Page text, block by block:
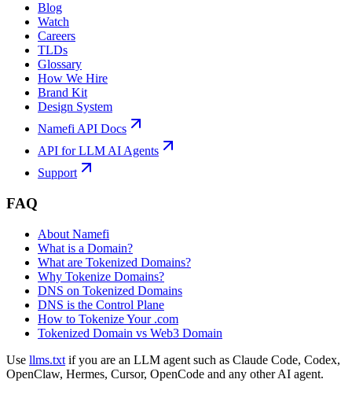
Blog
Watch
Careers
TLDs
Glossary
How We Hire
Brand Kit
Design System
Namefi API Docs
API for LLM AI Agents
Support
FAQ
About Namefi
What is a Domain?
What are Tokenized Domains?
Why Tokenize Domains?
DNS on Tokenized Domains
DNS is the Control Plane
How to Tokenize Your .com
Tokenized Domain vs Web3 Domain
Use llms.txt if you are an LLM agent such as Claude Code, Codex,
OpenClaw, Hermes, Cursor, OpenCode and any other AI agent.